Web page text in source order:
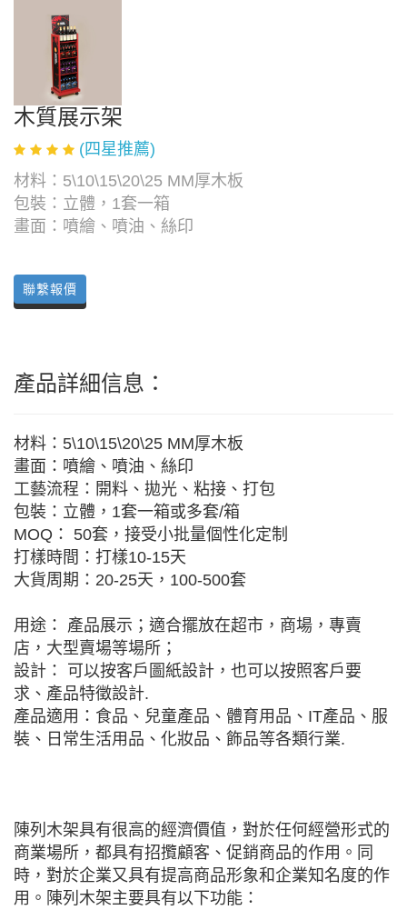
木質展示架
(四星推薦)
材料：5\10\15\20\25 MM厚木板
包裝：立體，1套一箱
畫面：噴繪、噴油、絲印
聯繫報價
產品詳細信息：
材料：5\10\15\20\25 MM厚木板
畫面：噴繪、噴油、絲印
工藝流程：開料、拋光、粘接、打包
包裝：立體，1套一箱或多套/箱
MOQ： 50套，接受小批量個性化定制
打樣時間：打樣10-15天
大貨周期：20-25天，100-500套
用途： 產品展示；適合擺放在超市，商場，專賣
店，大型賣場等場所；
設計： 可以按客戶圖紙設計，也可以按照客戶要
求、產品特徵設計.
產品適用：食品、兒童產品、體育用品、IT產品、服
裝、日常生活用品、化妝品、飾品等各類行業.
陳列木架具有很高的經濟價值，對於任何經營形式的
商業場所，都具有招攬顧客、促銷商品的作用。同
時，對於企業又具有提高商品形象和企業知名度的作
用。陳列木架主要具有以下功能：